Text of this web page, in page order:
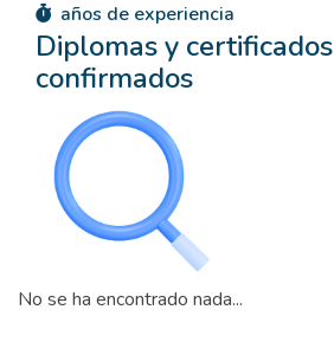
años de experiencia
Diplomas y certificados
confirmados
No se ha encontrado nada...